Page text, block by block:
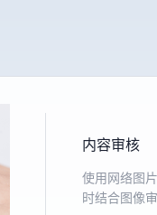
内容审核
使用网络图
时结合图像
图片优化
对图像进行
纸质文档
识别提取各
信息录入、